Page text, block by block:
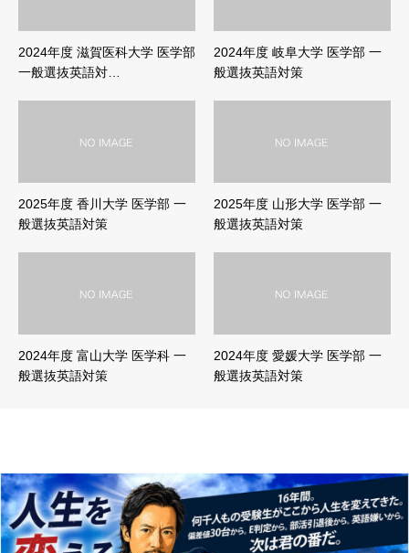
2024年度 滋賀医科大学 医学部
一般選抜英語対…
2024年度 岐阜大学 医学部 一
般選抜英語対策
2025年度 香川大学 医学部 一
般選抜英語対策
2025年度 山形大学 医学部 一
般選抜英語対策
2024年度 富山大学 医学科 一
般選抜英語対策
2024年度 愛媛大学 医学部 一
般選抜英語対策